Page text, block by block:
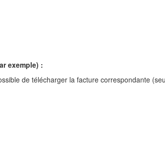
exemple) :
de télécharger la facture correspondante